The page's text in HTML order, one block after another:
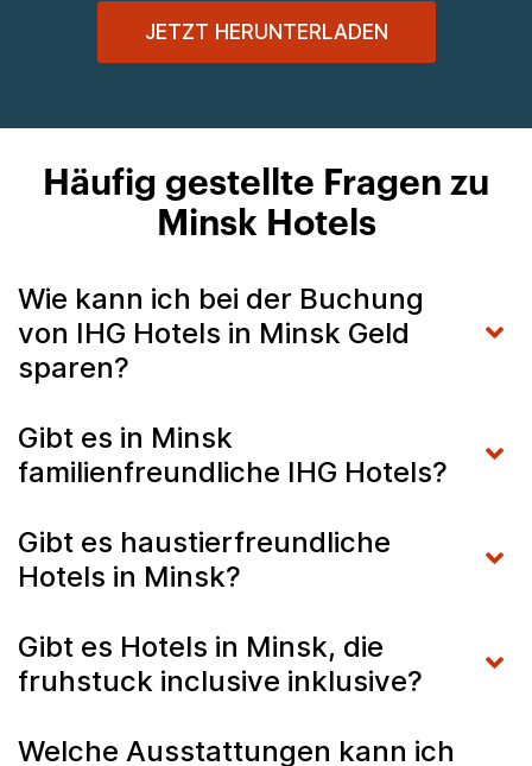
JETZT HERUNTERLADEN
Häufig gestellte Fragen zu
Minsk Hotels
Wie kann ich bei der Buchung
von IHG Hotels in Minsk Geld
sparen?
Gibt es in Minsk
familienfreundliche IHG Hotels?
Gibt es haustierfreundliche
Hotels in Minsk?
Gibt es Hotels in Minsk, die
fruhstuck inclusive inklusive?
Welche Ausstattungen kann ich